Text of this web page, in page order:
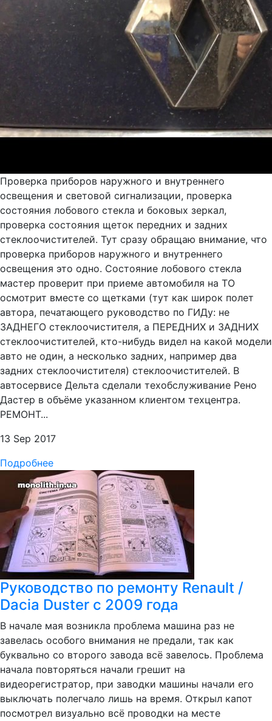
Проверка приборов наружного и внутреннего
освещения и световой сигнализации, проверка
состояния лобового стекла и боковых зеркал,
проверка состояния щеток передних и задних
стеклоочистителей. Тут сразу обращаю внимание, что
проверка приборов наружного и внутреннего
освещения это одно. Состояние лобового стекла
мастер проверит при приеме автомобиля на ТО
осмотрит вместе со щетками (тут как широк полет
автора, печатающего руководство по ГИДу: не
ЗАДНЕГО стеклоочистителя, а ПЕРЕДНИХ и ЗАДНИХ
стеклоочистителей, кто-нибудь видел на какой модели
авто не один, а несколько задних, например два
задних стеклоочистителя) стеклоочистителей. В
автосервисе Дельта сделали техобслуживание Рено
Дастер в объёме указанном клиентом техцентра.
РЕМОНТ...
13 Sep 2017
Подробнее
Руководство по ремонту Renault /
Dacia Duster c 2009 года
В начале мая возникла проблема машина раз не
завелась особого внимания не предали, так как
буквально со второго завода всё завелось. Проблема
начала повторяться начали грешит на
видеорегистратор, при заводки машины начали его
выключать полегчало лишь на время. Открыл капот
посмотрел визуально всё проводки на месте